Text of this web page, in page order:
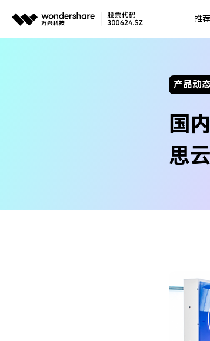
推
视频创意
AI驱动的一站式精
AI赋能，你也是剪
产品动
国
思